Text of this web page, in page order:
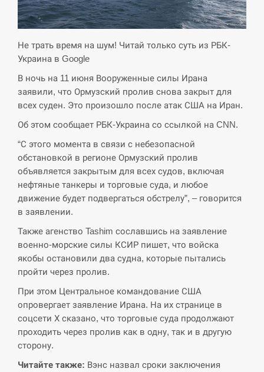
кризу –…
СЕРПЕНЬ
15:00
РФ провела новий раунд таємних
зустрічей з Європою щодо війни…
СЕРПЕНЬ
14:53
вручили новое подозрение и избирают
меру…
СЕРПЕНЬ
У Росії розгортається ракетний підрозділ
КНДР – Reuters
СЕРПЕНЬ
14:23
втрое, хотя у партнеров они…
СЕРПЕНЬ
У Румунії затоплять чотири баржі для
збільшення потоку води до…
Не трать время на шум! Читай только суть из РБК-
Украина в Google
В ночь на 11 июня Вооруженные силы Ирана
заявили, что Ормузский пролив снова закрыт для
всех суден. Это произошло после атак США на Иран.
Об этом сообщает РБК-Украина со ссылкой на CNN.
“С этого момента в связи с небезопасной
обстановкой в регионе Ормузский пролив
объявляется закрытым для всех судов, включая
нефтяные танкеры и торговые суда, и любое
движение будет подвергаться обстрелу”, – говорится
в заявлении.
Также агенство Tashim сославшись на заявление
военно-морские силы КСИР пишет, что войска
якобы остановили два судна, которые пытались
пройти через пролив.
При этом Центральное командование США
опровергает заявление Ирана. На их странице в
соцсети Х сказано, что торговые суда продолжают
проходить через пролив как в одну, так и в другую
сторону.
Читайте также: Вэнс назвал сроки заключения